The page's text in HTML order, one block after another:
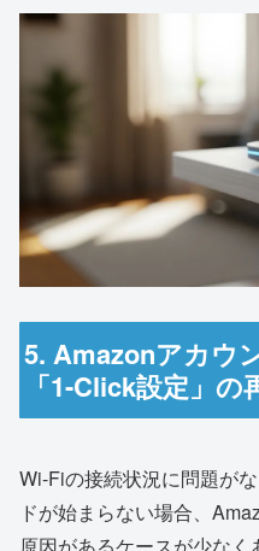
5. Amazonアカウ
「1-Click設定」の
Wi-Fiの接続状況に問題が
ドが始まらない場合、
原因があるケースが少なく